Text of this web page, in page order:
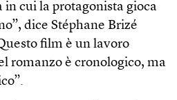
in cui la protagonista gioca
dice Stéphane Brizé
film è un lavoro
romanzo è cronologico, ma